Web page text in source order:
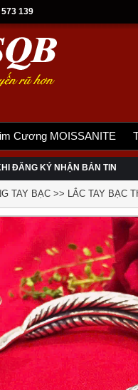
139
Cương MOISSANITE
ĐĂNG KÝ NHẬN BẢN TIN
TAY BẠC>> LẮC TAY BẠC